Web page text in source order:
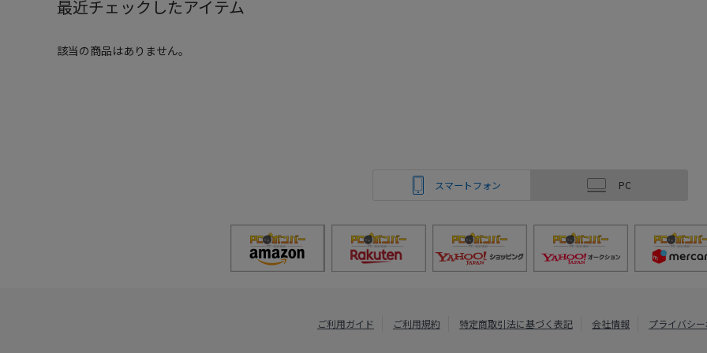
最近チェックしたアイテム
該当の商品はありません。
スマートフォン PC
ご利用ガイド ご利用規約 特定商取引法に基づく表記 会社情報 プライバシ